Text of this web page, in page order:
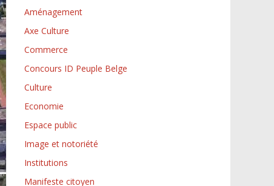
Aménagement
Axe Culture
Commerce
Concours ID Peuple Belge
Culture
Economie
Espace public
Image et notoriété
Institutions
Manifeste citoyen